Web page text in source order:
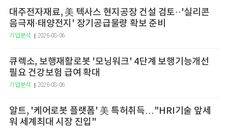
대주전자재료, 美 텍사스 현지공장 건설 검토··'실리콘
음극재·태양전지' 장기공급물량 확보 준비
기업분석 2026-08-06
큐렉소, 보행재활로봇 '모닝워크' 4단계 보행기능개선
필요 건강보험 급여 확대
기업분석 2026-08-06
알트, '케어로봇 플랫폼' 美 특허취득…"HRI기술 앞세
워 세계최대 시장 진입"